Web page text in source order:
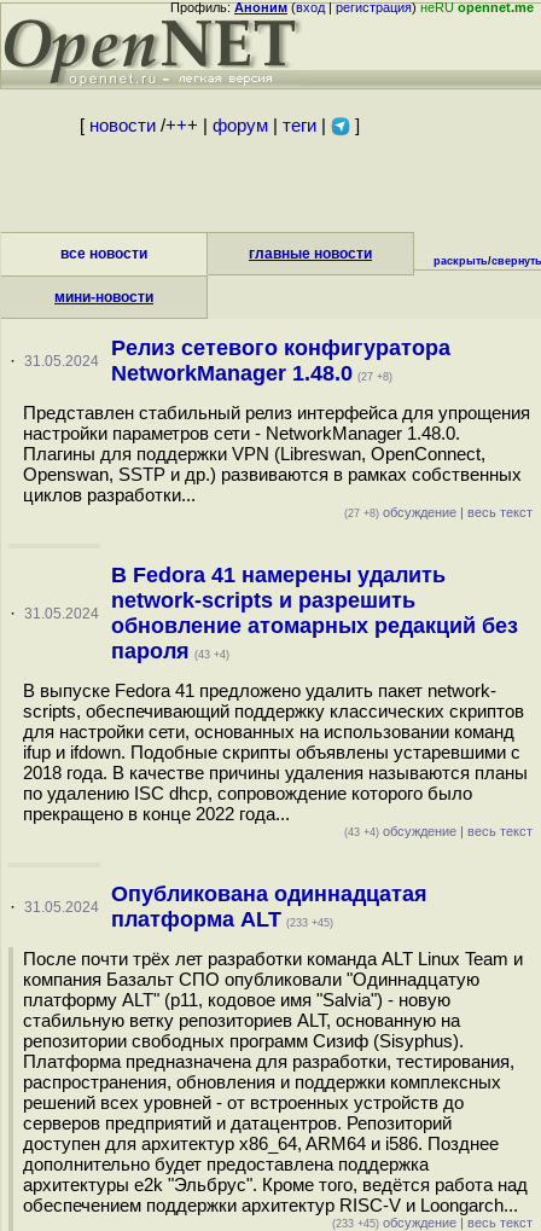
Профиль:Аноним(вход|регистрация)неRUopennet.me
[ новости/+++ форум| теги| ]
все новости главные новости
мини-новости
раскрыть/свернуть
· 31.05.2024
Релиз сетевого конфигуратора
NetworkManager 1.48.0 (27 +8)
Представлен стабильный релиз интерфейса для упрощения
настройки параметров сети - NetworkManager 1.48.0.
Плагины для поддержки VPN (Libreswan, OpenConnect,
Openswan, SSTP и др.) развиваются в рамках собственных
циклов разработки...
(27 +8) обсуждение | весь текст
· 31.05.2024
В Fedora 41 намерены удалить
network-scripts и разрешить
обновление атомарных редакций без
пароля (43 +4)
В выпуске Fedora 41 предложено удалить пакет network-
scripts, обеспечивающий поддержку классических скриптов
для настройки сети, основанных на использовании команд
ifup и ifdown. Подобные скрипты объявлены устаревшими с
2018 года. В качестве причины удаления называются планы
по удалению ISC dhcp, сопровождение которого было
прекращено в конце 2022 года...
(43 +4) обсуждение | весь текст
· 31.05.2024
Опубликована одиннадцатая
платформа ALT (233 +45)
После почти трёх лет разработки команда ALT Linux Team и
компания Базальт СПО опубликовали "Одиннадцатую
платформу ALT" (p11, кодовое имя "Salvia") - новую
стабильную ветку репозиториев ALT, основанную на
репозитории свободных программ Сизиф (Sisyphus).
Платформа предназначена для разработки, тестирования,
распространения, обновления и поддержки комплексных
решений всех уровней - от встроенных устройств до
серверов предприятий и датацентров. Репозиторий
доступен для архитектур x86_64, ARM64 и i586. Позднее
дополнительно будет предоставлена поддержка
архитектуры e2k "Эльбрус". Кроме того, ведётся работа над
обеспечением поддержки архитектур RISC-V и Loongarch...
(233 +45) обсуждение | весь текст